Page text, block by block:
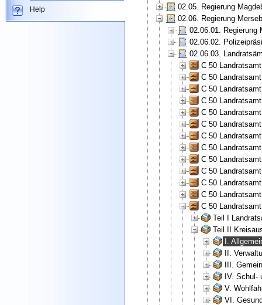
02.05. Regierung
02.06. Regierung
02.06.01. Regierung
02.06.02.
02.06.03.
C 50
C 50
C 50
C 50
C 50
C 50
C 50
C 50
C 50
C 50
C 50
C 50
C 50
Teil I
Teil II
I.
II.
III.
IV. Schul-
V.
VI.
Help